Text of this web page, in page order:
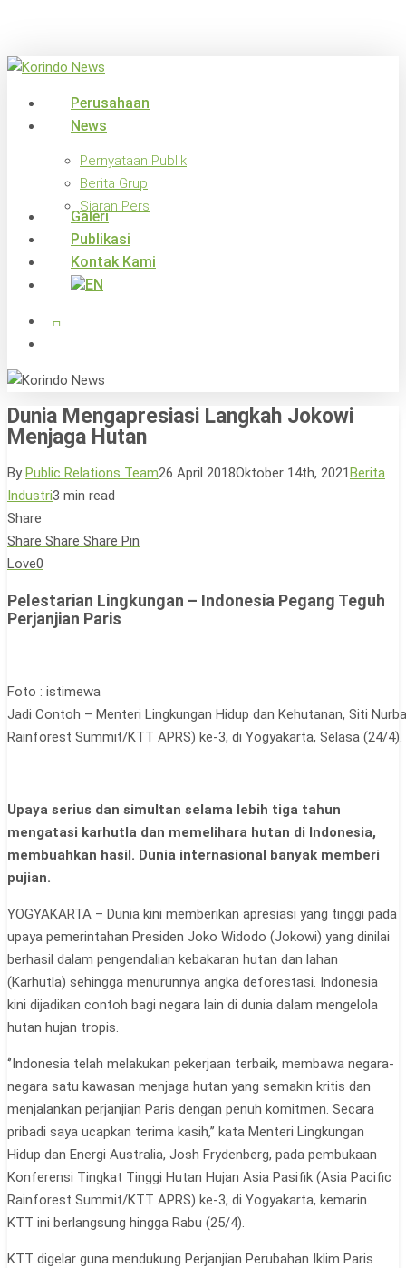
main
search
Menu
Perusahaan
News
Pernyataan Publik
Berita Grup
Siaran Pers
Galeri
Publikasi
Kontak Kami
x-
twitter
facebook
Dunia Mengapresiasi Langkah Jokowi
Menjaga Hutan
By Public Relations Team26 April 2018Oktober 14th, 2021Berita
Industri3 min read
Share
Share Share Share Pin
Love0
Pelestarian Lingkungan – Indonesia Pegang Teguh
Perjanjian Paris
Foto : istimewa
Jadi Contoh – Menteri Lingkungan Hidup dan Kehutanan, Siti
Rainforest Summit/KTT APRS) ke-3, di Yogyakarta, Selasa (24/
Upaya serius dan simultan selama lebih tiga tahun
mengatasi karhutla dan memelihara hutan di Indonesia,
membuahkan hasil. Dunia internasional banyak memberi
pujian.
YOGYAKARTA – Dunia kini memberikan apresiasi yang tinggi pada
upaya pemerin­tahan Presiden Joko Widodo (Jokowi) yang dinilai
berhasil dalam pengendalian kebakaran hutan dan lahan
(Karhutla) se­hingga menurunnya angka de­forestasi. Indonesia
kini dijadi­kan contoh bagi negara lain di dunia dalam mengelola
hutan hujan tropis.
‘’Indonesia telah melakukan pekerjaan terbaik, membawa negara-
negara satu kawasan menjaga hutan yang semakin kritis dan
menjalankan perjan­jian Paris dengan penuh komit­men. Secara
pribadi saya ucap­kan terima kasih,’’ kata Menteri Lingkungan
Hidup dan Energi Australia, Josh Frydenberg, pada pembukaan
Konferensi Tingkat Tinggi Hutan Hujan Asia Pasifik (Asia Pacific
Rain­forest Summit/KTT APRS) ke-3, di Yogyakarta, kemarin.
KTT ini berlangsung hingga Rabu (25/4).
KTT digelar guna mendu­kung Perjanjian Perubahan Iklim Paris